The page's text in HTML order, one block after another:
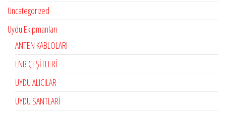
Uncategorized
Uydu Ekipmanları
ANTEN KABLOLARI
LNB ÇEŞİTLERİ
UYDU ALICILAR
UYDU SANTLARİ